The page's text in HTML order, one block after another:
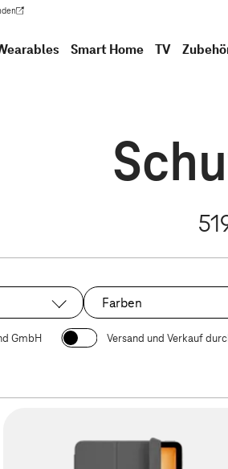
neuen Tab geöffnet)
Smart Home TV
Farben
GmbH Versand und Verkauf